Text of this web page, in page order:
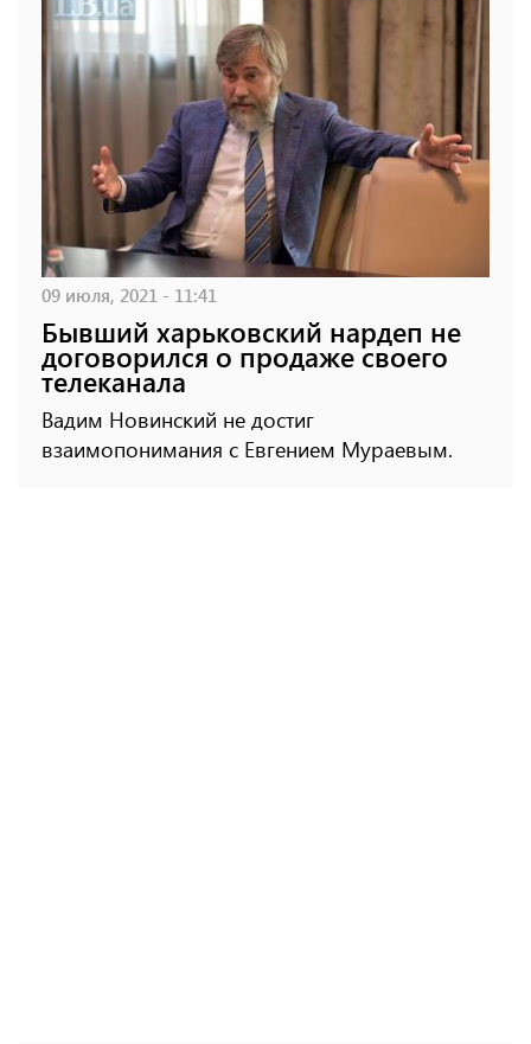
09 июля, 2021 - 11:41
Бывший харьковский нардеп не
договорился о продаже своего
телеканала
Вадим Новинский не достиг
взаимопонимания с Евгением Мураевым.